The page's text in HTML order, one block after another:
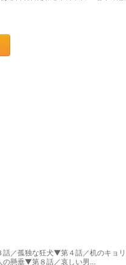
／孤独な狂犬▼第４話／机のキョ
の懸垂▼第８話／哀しい男…